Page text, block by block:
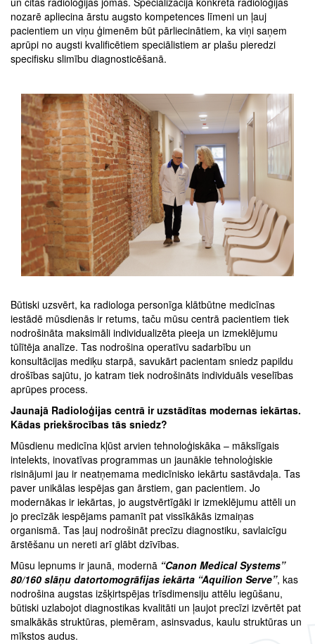
nozarē apliecina ārstu augsto kompetences līmeni un ļauj
pacientiem un viņu ģimenēm būt pārliecinātiem, ka viņi saņem
aprūpi no augsti kvalificētiem speciālistiem ar plašu pieredzi
specifisku slimību diagnosticēšanā.
Būtiski uzsvērt, ka radiologa personīga klātbūtne medicīnas
iestādē mūsdienās ir retums, taču mūsu centrā pacientiem tiek
nodrošināta maksimāli individualizēta pieeja un izmeklējumu
tūlītēja analīze. Tas nodrošina operatīvu sadarbību un
konsultācijas mediķu starpā, savukārt pacientam sniedz papildu
drošības sajūtu, jo katram tiek nodrošināts individuāls veselības
aprūpes process.
Jaunajā Radioloģijas centrā ir uzstādītas modernas iekārtas.
Kādas priekšrocības tās sniedz?
Mūsdienu medicīna kļūst arvien tehnoloģiskāka – mākslīgais
intelekts, inovatīvas programmas un jaunākie tehnoloģiskie
risinājumi jau ir neatņemama medicīnisko iekārtu sastāvdaļa. Tas
paver unikālas iespējas gan ārstiem, gan pacientiem. Jo
modernākas ir iekārtas, jo augstvērtīgāki ir izmeklējumu attēli un
jo precīzāk iespējams pamanīt pat vissīkākās izmaiņas
organismā. Tas ļauj nodrošināt precīzu diagnostiku, savlaicīgu
ārstēšanu un nereti arī glābt dzīvības.
Mūsu lepnums ir jaunā, modernā “Canon Medical Systems”
80/160 slāņu datortomogrāfijas iekārta “Aquilion Serve”, kas
nodrošina augstas izšķirtspējas trīsdimensiju attēlu iegūšanu,
būtiski uzlabojot diagnostikas kvalitāti un ļaujot precīzi izvērtēt pat
smalkākās struktūras, piemēram, asinsvadus, kaulu struktūras un
mīkstos audus.